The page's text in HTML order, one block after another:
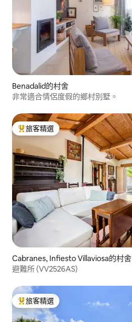
Benadalid的村舍
非常適合情侶度假的鄉村別墅。
旅客精選榜首
旅客精選
Cabranes, Infiesto Villaviosa的村舍
避難所 (VV2526AS)
旅客精選榜首
旅客精選